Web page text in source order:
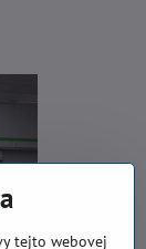
tejto webovej